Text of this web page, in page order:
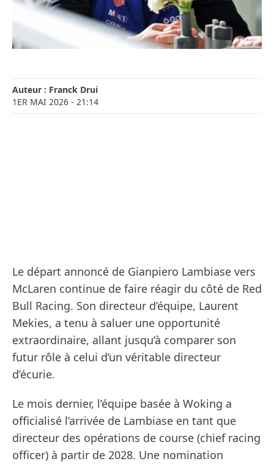
Auteur : Franck Drui
1ER MAI 2026 - 21:14
Le départ annoncé de Gianpiero Lambiase vers
McLaren continue de faire réagir du côté de Red
Bull Racing. Son directeur d’équipe, Laurent
Mekies, a tenu à saluer une opportunité
extraordinaire, allant jusqu’à comparer son
futur rôle à celui d’un véritable directeur
d’écurie.
Le mois dernier, l’équipe basée à Woking a
officialisé l’arrivée de Lambiase en tant que
directeur des opérations de course (chief racing
officer) à partir de 2028. Une nomination